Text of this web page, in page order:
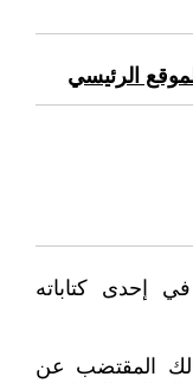
الرئيسي
إحدى كتاباته
المقتضب عن